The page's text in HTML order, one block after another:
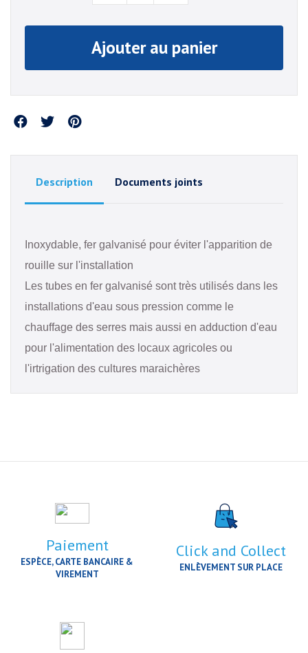
Ajouter au panier
Partager
Description Documents joints
Inoxydable, fer galvanisé pour éviter l'apparition de
rouille sur l'installation
Les tubes en fer galvanisé sont très utilisés dans les
installations d'eau sous pression comme le
chauffage des serres mais aussi en adduction d'eau
pour l'alimentation des locaux agricoles ou
l'irtrigation des cultures maraichères
Paiement
ESPÈCE, CARTE BANCAIRE &
VIREMENT
Click and Collect
ENLÈVEMENT SUR PLACE